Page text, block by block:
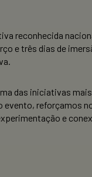
reconhecida
e três dias de
das iniciativas
reforçamos
e